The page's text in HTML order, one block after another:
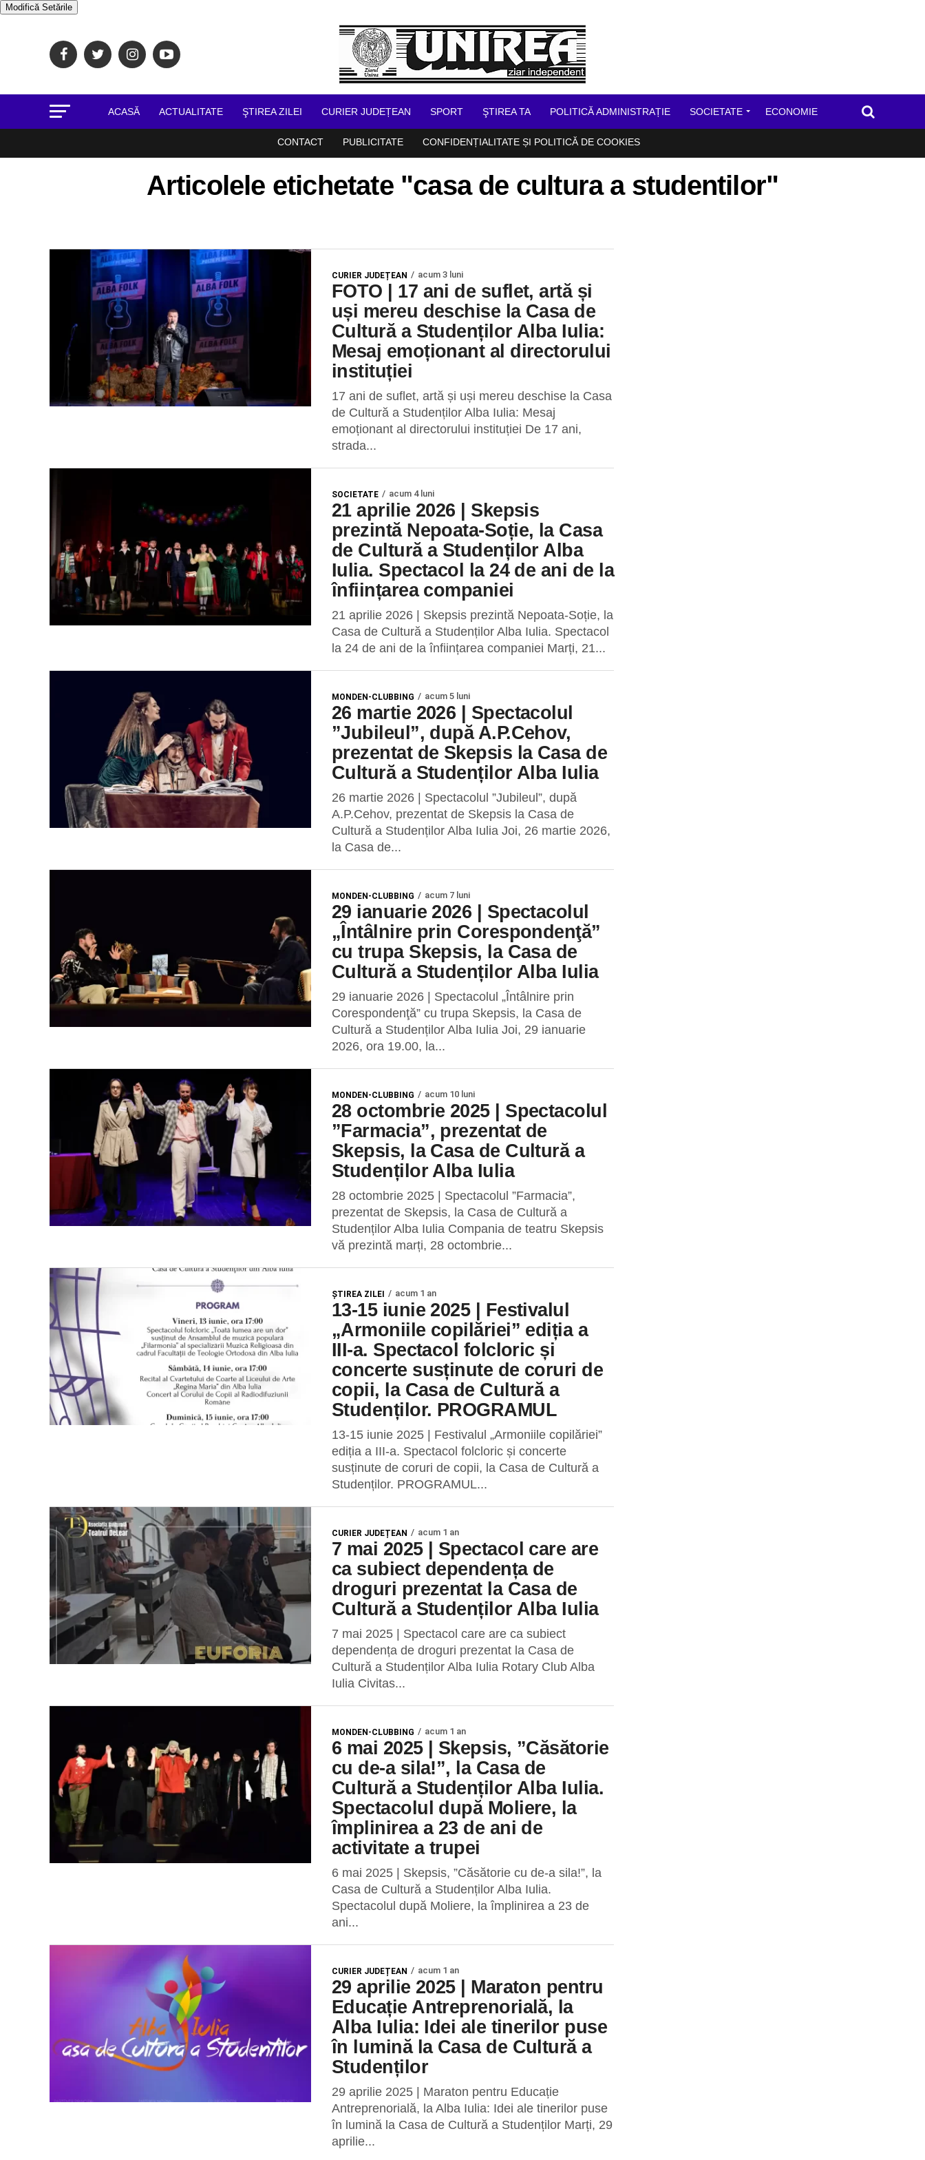
Modifică Setările
ACASĂ ACTUALITATE ŞTIREA ZILEI CURIER JUDEȚEAN SPORT ŞTIREA TA POLITICĂ ADMINISTRAȚIE SOCIETATE ECONOMIE
CONTACT PUBLICITATE CONFIDENȚIALITATE ȘI POLITICĂ DE COOKIES
Articolele etichetate "casa de cultura a studentilor"
CURIER JUDEȚEAN acum 3 luni
FOTO | 17 ani de suflet, artă și
uși mereu deschise la Casa de
Cultură a Studenților Alba Iulia:
Mesaj emoționant al directorului
instituției
17 ani de suflet, artă și uși mereu deschise la Casa
de Cultură a Studenților Alba Iulia: Mesaj
emoționant al directorului instituției De 17 ani,
strada...
SOCIETATE acum 4 luni
21 aprilie 2026 | Skepsis
prezintă Nepoata-Soție, la Casa
de Cultură a Studenților Alba
Iulia. Spectacol la 24 de ani de la
înființarea companiei
21 aprilie 2026 | Skepsis prezintă Nepoata-Soție, la
Casa de Cultură a Studenților Alba Iulia. Spectacol
la 24 de ani de la înființarea companiei Marți, 21...
MONDEN-CLUBBING acum 5 luni
26 martie 2026 | Spectacolul
”Jubileul”, după A.P.Cehov,
prezentat de Skepsis la Casa de
Cultură a Studenților Alba Iulia
26 martie 2026 | Spectacolul ”Jubileul”, după
A.P.Cehov, prezentat de Skepsis la Casa de
Cultură a Studenților Alba Iulia Joi, 26 martie 2026,
la Casa de...
MONDEN-CLUBBING acum 7 luni
29 ianuarie 2026 | Spectacolul
„Întâlnire prin Corespondenţă”
cu trupa Skepsis, la Casa de
Cultură a Studenților Alba Iulia
29 ianuarie 2026 | Spectacolul „Întâlnire prin
Corespondenţă” cu trupa Skepsis, la Casa de
Cultură a Studenților Alba Iulia Joi, 29 ianuarie
2026, ora 19.00, la...
MONDEN-CLUBBING acum 10 luni
28 octombrie 2025 | Spectacolul
”Farmacia”, prezentat de
Skepsis, la Casa de Cultură a
Studenților Alba Iulia
28 octombrie 2025 | Spectacolul ”Farmacia”,
prezentat de Skepsis, la Casa de Cultură a
Studenților Alba Iulia Compania de teatru Skepsis
vă prezintă marți, 28 octombrie...
ŞTIREA ZILEI acum 1 an
13-15 iunie 2025 | Festivalul
„Armoniile copilăriei” ediția a
III-a. Spectacol folcloric și
concerte susținute de coruri de
copii, la Casa de Cultură a
Studenților. PROGRAMUL
13-15 iunie 2025 | Festivalul „Armoniile copilăriei”
ediția a III-a. Spectacol folcloric și concerte
susținute de coruri de copii, la Casa de Cultură a
Studenților. PROGRAMUL...
CURIER JUDEȚEAN acum 1 an
7 mai 2025 | Spectacol care are
ca subiect dependența de
droguri prezentat la Casa de
Cultură a Studenților Alba Iulia
7 mai 2025 | Spectacol care are ca subiect
dependența de droguri prezentat la Casa de
Cultură a Studenților Alba Iulia Rotary Club Alba
Iulia Civitas...
MONDEN-CLUBBING acum 1 an
6 mai 2025 | Skepsis, ”Căsătorie
cu de-a sila!”, la Casa de
Cultură a Studenților Alba Iulia.
Spectacolul după Moliere, la
împlinirea a 23 de ani de
activitate a trupei
6 mai 2025 | Skepsis, ”Căsătorie cu de-a sila!”, la
Casa de Cultură a Studenților Alba Iulia.
Spectacolul după Moliere, la împlinirea a 23 de
ani...
CURIER JUDEȚEAN acum 1 an
29 aprilie 2025 | Maraton pentru
Educație Antreprenorială, la
Alba Iulia: Idei ale tinerilor puse
în lumină la Casa de Cultură a
Studenților
29 aprilie 2025 | Maraton pentru Educație
Antreprenorială, la Alba Iulia: Idei ale tinerilor puse
în lumină la Casa de Cultură a Studenților Marți, 29
aprilie...